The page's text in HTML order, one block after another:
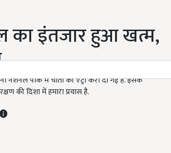
का इंतजार हुआ खत्म,
नेशनल पार्क में चीतों की एंट्री करा दी गई है. इसके
की दिशा में हमारा प्रयास है.